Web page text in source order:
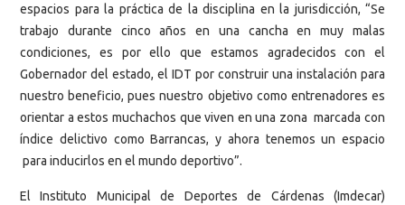
espacios para la práctica de la disciplina en la jurisdicción, “Se
trabajo durante cinco años en una cancha en muy malas
condiciones, es por ello que estamos agradecidos con el
Gobernador del estado, el IDT por construir una instalación para
nuestro beneficio, pues nuestro objetivo como entrenadores es
orientar a estos muchachos que viven en una zona marcada con
índice delictivo como Barrancas, y ahora tenemos un espacio
para inducirlos en el mundo deportivo”.
El Instituto Municipal de Deportes de Cárdenas (Imdecar)